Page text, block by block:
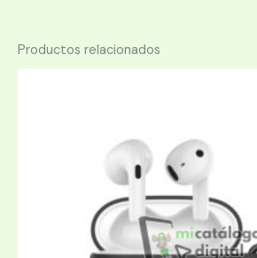
Productos relacionados